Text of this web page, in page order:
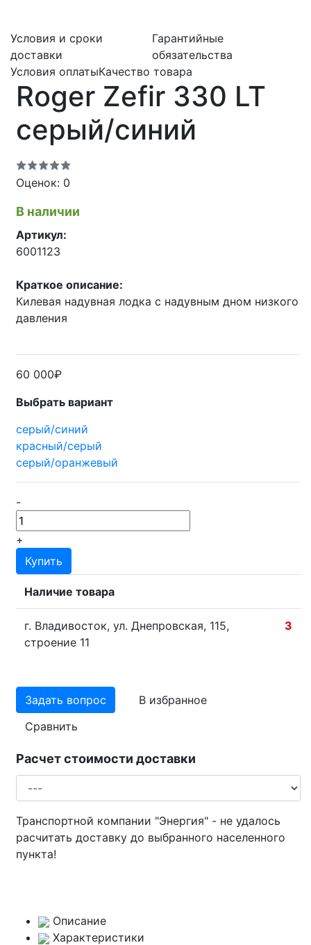
Условия и сроки
доставки
Гарантийные
обязательства
Условия оплатыКачество товара
Roger Zefir 330 LT
серый/синий
Оценок: 0
В наличии
Артикул:
6001123
Краткое описание:
Килевая надувная лодка с надувным дном низкого
давления
60 000₽
Выбрать вариант
серый/синий
красный/серый
серый/оранжевый
-
+
Купить
Наличие товара
г. Владивосток, ул. Днепровская, 115,
строение 11
3
Задать вопрос
В избранное
Сравнить
Расчет стоимости доставки
Транспортной компании "Энергия" - не удалось
расчитать доставку до выбранного населенного
пункта!
Описание
Характеристики